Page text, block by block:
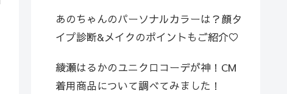
あのちゃんのパーソナルカラーは？顔タ
イプ診断&メイクのポイントもご紹介♡
綾瀬はるかのユニクロコーデが神！CM
着用商品について調べてみました！